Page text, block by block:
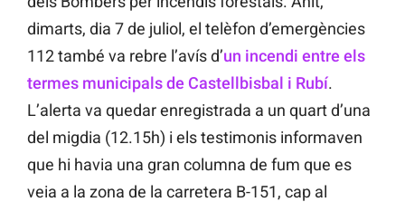
dimarts, dia 7 de juliol, el telèfon d’emergències
112 també va rebre l’avís d’un incendi entre els
termes municipals de Castellbisbal i Rubí.
L’alerta va quedar enregistrada a un quart d’una
del migdia (12.15h) i els testimonis informaven
que hi havia una gran columna de fum que es
veia a la zona de la carretera B-151, cap al